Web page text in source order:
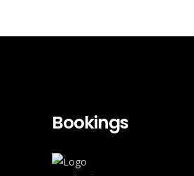
Bookings